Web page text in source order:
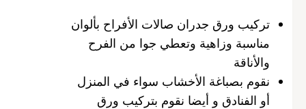
تركيب ورق جدران صالات الأفراح بألوان
مناسبة وزاهية وتعطي جوا من الفرح
والأناقة
نقوم بصباغة الأخشاب سواء في المنزل
أو الفنادق و أيضا نقوم بتركيب ورق